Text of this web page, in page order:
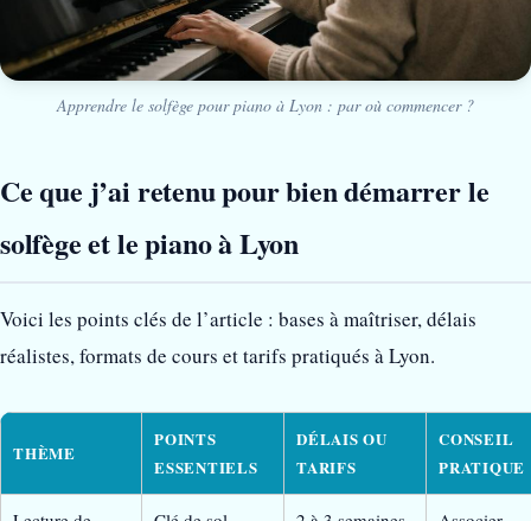
Apprendre le solfège pour piano à Lyon : par où commencer ?
Ce que j’ai retenu pour bien démarrer le
solfège et le piano à Lyon
Voici les points clés de l’article : bases à maîtriser, délais
réalistes, formats de cours et tarifs pratiqués à Lyon.
THÈME
POINTS
ESSENTIELS
DÉLAIS OU
TARIFS
CONSEIL
PRATIQUE